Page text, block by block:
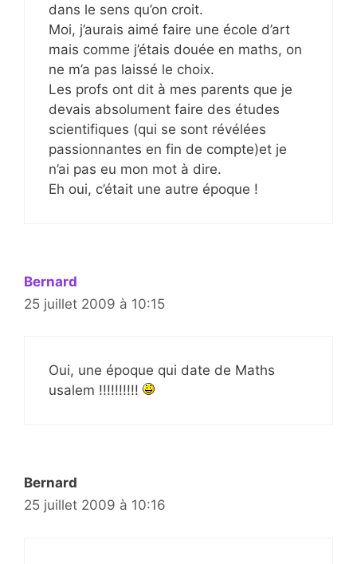
dans le sens qu’on croit.
Moi, j’aurais aimé faire une école d’art
mais comme j’étais douée en maths, on
ne m’a pas laissé le choix.
Les profs ont dit à mes parents que je
devais absolument faire des études
scientifiques (qui se sont révélées
passionnantes en fin de compte)et je
n’ai pas eu mon mot à dire.
Eh oui, c’était une autre époque !
Bernard
25 juillet 2009 à 10:15
Oui, une époque qui date de Maths
usalem !!!!!!!!!!
Bernard
25 juillet 2009 à 10:16